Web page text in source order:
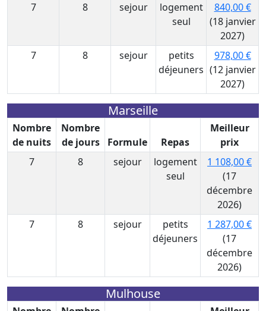
7
8 sejour
logement
seul
840,00 €
(18 janvier
2027)
7
8 sejour
petits
déjeuners
978,00 €
(12 janvier
2027)
Marseille
Nombre
de nuits
Nombre
de jours
Formule Repas
Meilleur
prix
7
8 sejour
logement
seul
1 108,00 €
(17
décembre
2026)
7
8 sejour
petits
déjeuners
1 287,00 €
(17
décembre
2026)
Mulhouse